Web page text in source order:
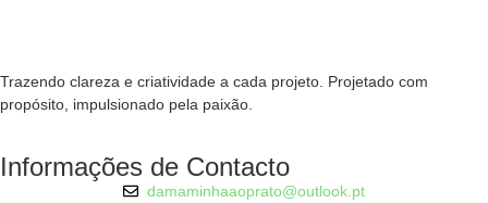
Trazendo clareza e criatividade a cada projeto. Projetado com
propósito, impulsionado pela paixão.
Informações de Contacto
damaminhaaoprato@outlook.pt